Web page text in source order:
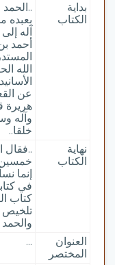
بداية
الكتاب
..الحمد
بعبده
آله
أحمد
الله
عن
هريرة
وآله
خلقا..
نهاية
الكتاب
..فقال
خمسين
إنما
في
كتاب
تلخيص
والحمد
العنوان
المختصر
...